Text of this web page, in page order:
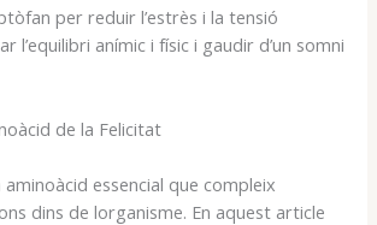
per reduir l’estrès i la tensió
l’equilibri anímic i físic i gaudir d’un somni
de la Felicitat
essencial que compleix
dins de lorganisme. En aquest article